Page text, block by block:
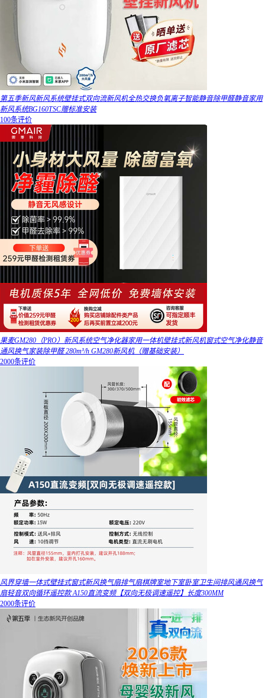
第五季新风新风系统壁挂式双向流新风机全热交换负氧离子智能静音除甲醛静音家用
新风系统BG160TSC赠标准安装
100条评价
果麦GM280（PRO）新风系统空气净化器家用一体机壁挂式新风机窗式空气净化静音
通风换气家装除甲醛 280m³/h GM280新风机（赠基础安装）
2000条评价
风界穿墙一体式壁挂式窗式新风换气扇排气扇棋牌室地下室卧室卫生间排风通风换气
扇轻音双向循环遥控款 A150直流变频【双向无极调速遥控】长度300MM
2000条评价